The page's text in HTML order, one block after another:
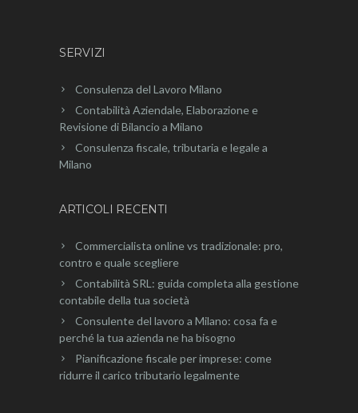
SERVIZI
Consulenza del Lavoro Milano
Contabilità Aziendale, Elaborazione e
Revisione di Bilancio a Milano
Consulenza fiscale, tributaria e legale a
Milano
ARTICOLI RECENTI
Commercialista online vs tradizionale: pro,
contro e quale scegliere
Contabilità SRL: guida completa alla gestione
contabile della tua società
Consulente del lavoro a Milano: cosa fa e
perché la tua azienda ne ha bisogno
Pianificazione fiscale per imprese: come
ridurre il carico tributario legalmente